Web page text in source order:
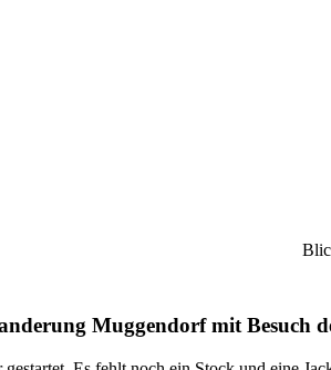
Muggendorf mit Besuch